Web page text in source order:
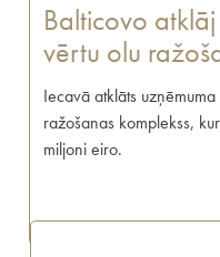
Balticovo
vērtu olu
Iecavā atklāts
ražošanas komplekss,
miljoni eiro.